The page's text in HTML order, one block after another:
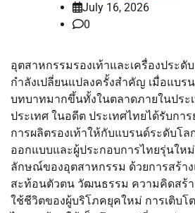
July 16, 2026
0
อุตสาหกรรมรองเท้าและเครื่องประดั
กำลังเปลี่ยนแปลงครั้งสำคัญ เมื่อแบร
บทบาทมากขึ้นทั้งในตลาดภายในประ
ประเทศ ในอดีต ประเทศไทยได้รับกา
การผลิตรองเท้าให้กับแบรนด์ระดับโ
ออกแบบและผู้ประกอบการไทยรุ่นให
ลักษณ์ของอุตสาหกรรม ด้วยการสร้า
สะท้อนตัวตน วัฒนธรรม ความคิดสร้
ใช้ชีวิตของผู้บริโภคยุคใหม่ การเติบโ